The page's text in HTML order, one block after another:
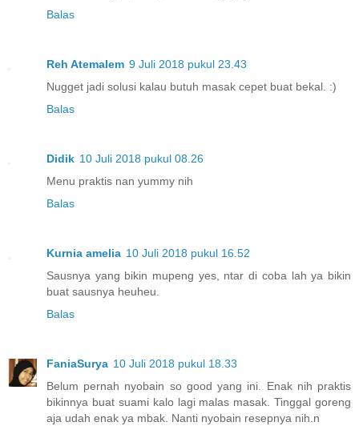
Balas
Reh Atemalem 9 Juli 2018 pukul 23.43
Nugget jadi solusi kalau butuh masak cepet buat bekal. :)
Balas
Didik 10 Juli 2018 pukul 08.26
Menu praktis nan yummy nih
Balas
Kurnia amelia 10 Juli 2018 pukul 16.52
Sausnya yang bikin mupeng yes, ntar di coba lah ya bikin
buat sausnya heuheu.
Balas
FaniaSurya 10 Juli 2018 pukul 18.33
Belum pernah nyobain so good yang ini. Enak nih praktis
bikinnya buat suami kalo lagi malas masak. Tinggal goreng
aja udah enak ya mbak. Nanti nyobain resepnya nih.n